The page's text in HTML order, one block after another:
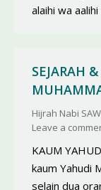
alaihi wa
SEJARAH
Hijrah Nabi SAW
Leave a
KAUM
kaum Yahudi
selain dua